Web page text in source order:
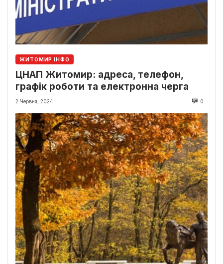
ЖИТОМИР ІНФО
ЦНАП Житомир: адреса, телефон,
графік роботи та електронна черга
2 Червня, 2024 0